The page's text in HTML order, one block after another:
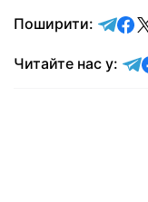
Поширити:
Читайте нас у: